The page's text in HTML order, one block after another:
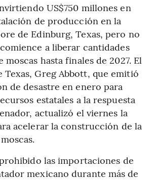
US$750 millones en
de producción en la
de Edinburg, Texas, pero no
a liberar cantidades
moscas hasta finales de 2027. El
Texas, Greg Abbott, que emitió
de desastre en enero para
estatales a la respuesta
actualizó el viernes la
acelerar la construcción de la
las importaciones de
mexicano durante más de